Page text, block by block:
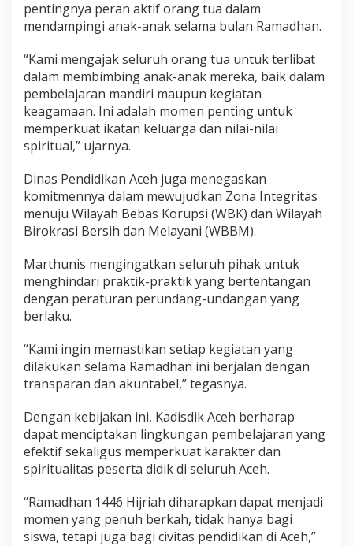
pentingnya peran aktif orang tua dalam
mendampingi anak-anak selama bulan Ramadhan.
“Kami mengajak seluruh orang tua untuk terlibat
dalam membimbing anak-anak mereka, baik dalam
pembelajaran mandiri maupun kegiatan
keagamaan. Ini adalah momen penting untuk
memperkuat ikatan keluarga dan nilai-nilai
spiritual,” ujarnya.
Dinas Pendidikan Aceh juga menegaskan
komitmennya dalam mewujudkan Zona Integritas
menuju Wilayah Bebas Korupsi (WBK) dan Wilayah
Birokrasi Bersih dan Melayani (WBBM).
Marthunis mengingatkan seluruh pihak untuk
menghindari praktik-praktik yang bertentangan
dengan peraturan perundang-undangan yang
berlaku.
“Kami ingin memastikan setiap kegiatan yang
dilakukan selama Ramadhan ini berjalan dengan
transparan dan akuntabel,” tegasnya.
Dengan kebijakan ini, Kadisdik Aceh berharap
dapat menciptakan lingkungan pembelajaran yang
efektif sekaligus memperkuat karakter dan
spiritualitas peserta didik di seluruh Aceh.
“Ramadhan 1446 Hijriah diharapkan dapat menjadi
momen yang penuh berkah, tidak hanya bagi
siswa, tetapi juga bagi civitas pendidikan di Aceh,”